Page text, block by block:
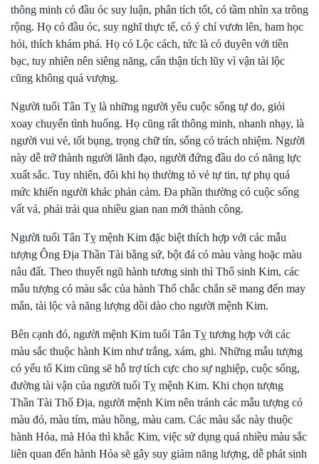
thông minh có đầu óc suy luận, phân tích tốt, có tầm nhìn xa trông
rộng. Họ có đầu óc, suy nghĩ thực tế, có ý chí vươn lên, ham học
hỏi, thích khám phá. Họ có Lộc cách, tức là có duyên với tiền
bạc, tuy nhiên nên siêng năng, cẩn thận tích lũy vì vận tài lộc
cũng không quá vượng.
Người tuổi Tân Tỵ là những người yêu cuộc sống tự do, giỏi
xoay chuyển tình huống. Họ cũng rất thông minh, nhanh nhạy, là
người vui vẻ, tốt bụng, trọng chữ tín, sống có trách nhiệm. Người
này dễ trở thành người lãnh đạo, người đứng đầu do có năng lực
xuất sắc. Tuy nhiên, đôi khi họ thường tỏ vẻ tự tin, tự phụ quá
mức khiến người khác phản cảm. Đa phần thường có cuộc sống
vất vả, phải trải qua nhiều gian nan mới thành công.
Người tuổi Tân Tỵ mệnh Kim đặc biệt thích hợp với các mẫu
tượng Ông Địa Thần Tài bằng sứ, bột đá có màu vàng hoặc màu
nâu đất. Theo thuyết ngũ hành tương sinh thì Thổ sinh Kim, các
mẫu tượng có màu sắc của hành Thổ chắc chắn sẽ mang đến may
mắn, tài lộc và năng lượng dồi dào cho người mệnh Kim.
Bên cạnh đó, người mệnh Kim tuổi Tân Tỵ tương hợp với các
màu sắc thuộc hành Kim như trắng, xám, ghi. Những mẫu tượng
có yếu tố Kim cũng sẽ hỗ trợ tích cực cho sự nghiệp, cuộc sống,
đường tài vận của người tuổi Tỵ mệnh Kim. Khi chọn tượng
Thần Tài Thổ Địa, người mệnh Kim nên tránh các mẫu tượng có
màu đỏ, màu tím, màu hồng, màu cam. Các màu sắc này thuộc
hành Hỏa, mà Hỏa thì khắc Kim, việc sử dụng quá nhiều màu sắc
liên quan đến hành Hỏa sẽ gây suy giảm năng lượng, dễ phát sinh